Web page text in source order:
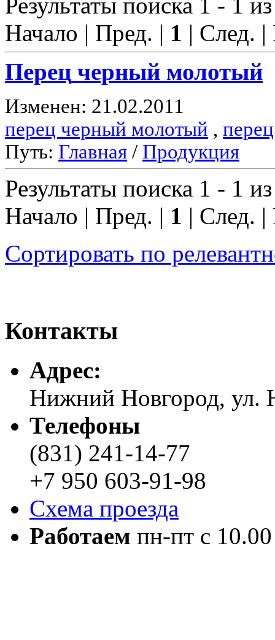
Начало | Пред. | 1 | След.
Перец черный молотый
Изменен: 21.02.2011
перец черный молотый , перец
Путь: Главная / Продукция
Результаты поиска 1 - 1
Начало | Пред. | 1 | След.
Сортировать по
Контакты
Адреc:
Нижний Новгород, ул.
Телефоны
(831) 241-14-77
+7 950 603-91-98
Схема проезда
Работаем пн-пт с